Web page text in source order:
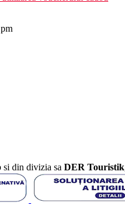
si din divizia sa DER Touristik